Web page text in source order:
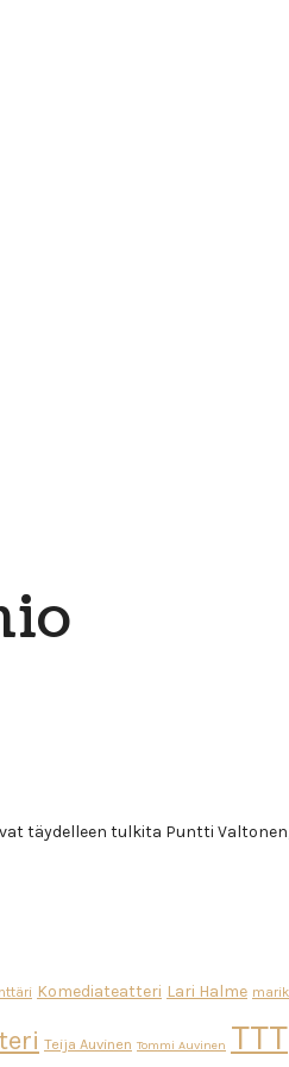
tulkita Puntti Valtonen,
Komediateatteri Lari Halme
Teija Auvinen Tommi Auvinen TTT